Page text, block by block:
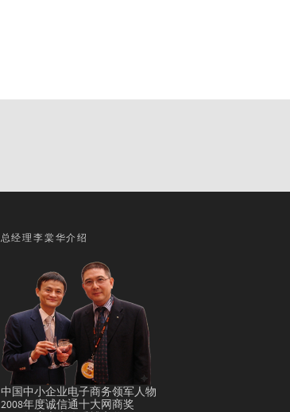
总经理李棠华介绍
中国中小企业电子商务领军人物
2008年度诚信通十大网商奖